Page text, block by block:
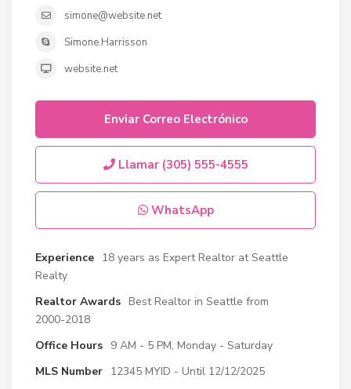
simone@website.net
Simone.Harrisson
website.net
Enviar Correo Electrónico
Llamar (305) 555-4555
WhatsApp
Experience 18 years as Expert Realtor at Seattle
Realty
Realtor Awards Best Realtor in Seattle from
2000-2018
Office Hours 9 AM - 5 PM, Monday - Saturday
MLS Number 12345 MYID - Until 12/12/2025